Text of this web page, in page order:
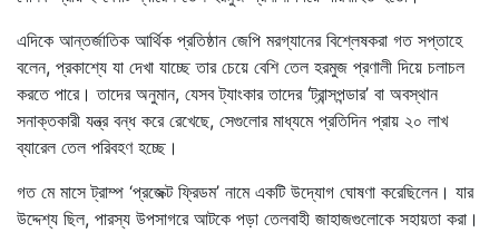
এদিকে আন্তর্জাতিক আর্থিক প্রতিষ্ঠান জেপি মরগ্যানের বিশ্লেষকরা গত সপ্তাহে
বলেন, প্রকাশ্যে যা দেখা যাচ্ছে তার চেয়ে বেশি তেল হরমুজ প্রণালী দিয়ে চলাচল
করতে পারে। তাদের অনুমান, যেসব ট্যাংকার তাদের ‘ট্রান্সপন্ডার’ বা অবস্থান
সনাক্তকারী যন্ত্র বন্ধ করে রেখেছে, সেগুলোর মাধ্যমে প্রতিদিন প্রায় ২০ লাখ
ব্যারেল তেল পরিবহণ হচ্ছে।
গত মে মাসে ট্রাম্প ‘প্রজেক্ট ফ্রিডম’ নামে একটি উদ্যোগ ঘোষণা করেছিলেন। যার
উদ্দেশ্য ছিল, পারস্য উপসাগরে আটকে পড়া তেলবাহী জাহাজগুলোকে সহায়তা করা।